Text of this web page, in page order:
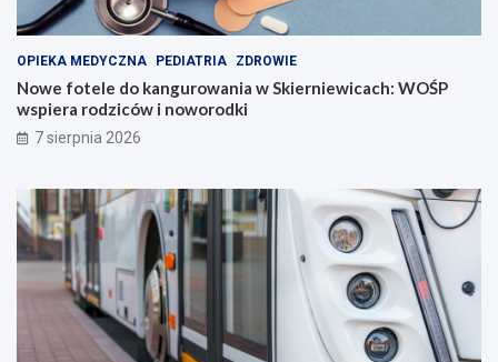
OPIEKA MEDYCZNA PEDIATRIA ZDROWIE
Nowe fotele do kangurowania w Skierniewicach: WOŚP
wspiera rodziców i noworodki
7 sierpnia 2026